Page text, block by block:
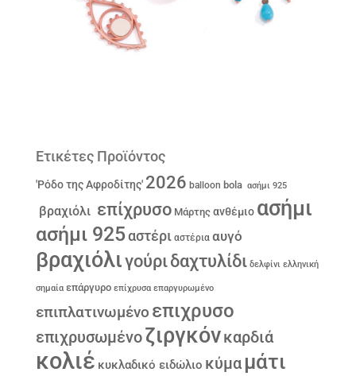
Ετικέτες Προϊόντος
'Ρόδο της Αφροδίτης' 2026 balloon bola ασήμι 925
βραχιόλι επίχρυσο Μάρτης ανθέμιο ασήμι
ασήμι 925αστέρι αστέρια αυγό
βραχιόλιγούριδαχτυλίδι δελφίνι ελληνική
σημαία επάργυρο επίχρυσα επαργυρωμένο
επιπλατινωμένο επιχρυσο
επιχρυσωμένοζιργκόνκαρδιά
κολιέ κυκλαδικό ειδώλιο κύμα μάτι